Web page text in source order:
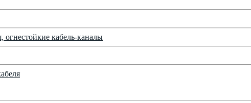
кабель-каналы